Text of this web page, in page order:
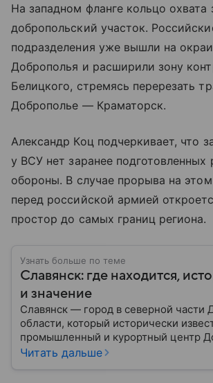
На западном фланге кольцо охвата
добропольский участок.
подразделения уже вышли на
Доброполья и расширили зону
Белицкого, стремясь перерезать
Доброполье — Краматорск.
Александр Коц подчеркивает, что
у ВСУ нет заранее подготовленных
обороны. В случае прорыва на
перед российской армией
простор до самых границ региона.
Узнать больше по теме
Славянск: где находится,
и значение
Славянск — город в северной части
области, который исторически
промышленный и курортный центр
начала вооруженного конфликта на
Читать дальше